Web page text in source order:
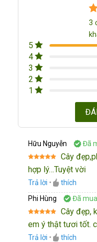
3
3
5
4
3
2
1
Hữu Nguyễn Đã
Được xếp
hạng
55
Cây
hợp lý…Tuyệt vời
Trả lời •
thích
Phi Hùng
Đã
Được xếp
hạng5 5
Cây đẹp,
em ý thật tươi tốt.
Trả lời •
thích